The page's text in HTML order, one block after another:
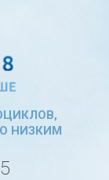
НИЗКИМ